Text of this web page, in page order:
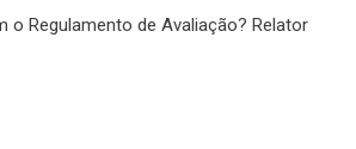
o Regulamento de Avaliação? Relator